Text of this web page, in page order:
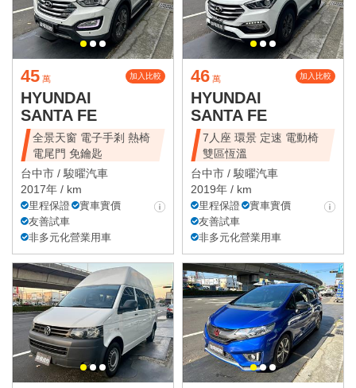
45 萬 加入比較
HYUNDAI
SANTA FE
全景天窗 電子手剎 熱椅
電尾門 免鑰匙
台中市 / 駿曜汽車
2017年 / km
里程保證
實車實價
友善試車
非多元化營業用車
46 萬 加入比較
HYUNDAI
SANTA FE
7人座 環景 定速 電動椅
雙區恆溫
台中市 / 駿曜汽車
2019年 / km
里程保證
實車實價
友善試車
非多元化營業用車